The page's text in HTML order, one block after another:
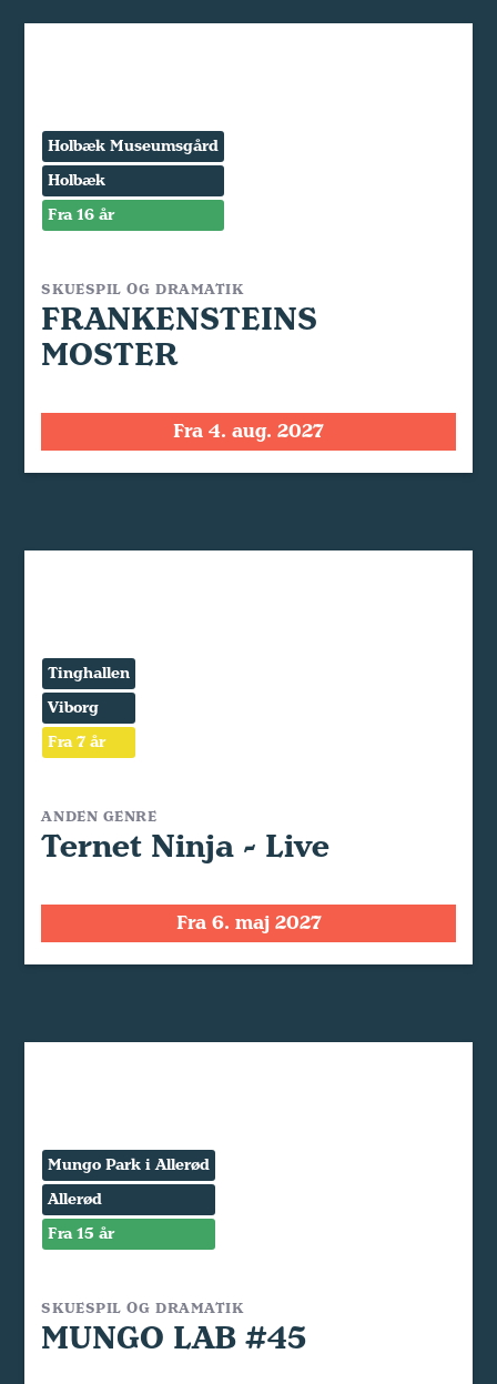
Holbæk Museumsgård
Holbæk
Fra 16 år
SKUESPIL OG DRAMATIK
FRANKENSTEINS
MOSTER
Fra 4. aug. 2027
Tinghallen
Viborg
Fra 7 år
ANDEN GENRE
Ternet Ninja - Live
Fra 6. maj 2027
Mungo Park i Allerød
Allerød
Fra 15 år
SKUESPIL OG DRAMATIK
MUNGO LAB #45